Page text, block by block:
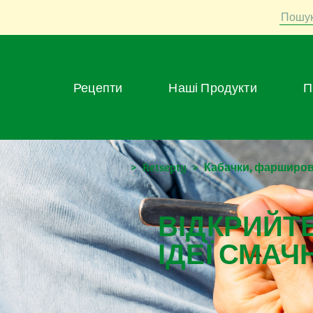
Пошук
Рецепти Наші Продукти
> Retsepty > Кабачки,
ІДЕЇ